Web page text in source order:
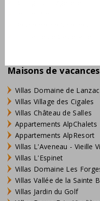
Maisons de vacances
Villas Domaine de Lanzac
Villas Village des Cigales
Villas Château de Salles
Appartements AlpChalets
Appartements AlpResort
Villas L'Aveneau - Vieille
Villas L'Espinet
Villas Domaine Les
Villas Vallée de la Sainte
Villas Jardin du Golf